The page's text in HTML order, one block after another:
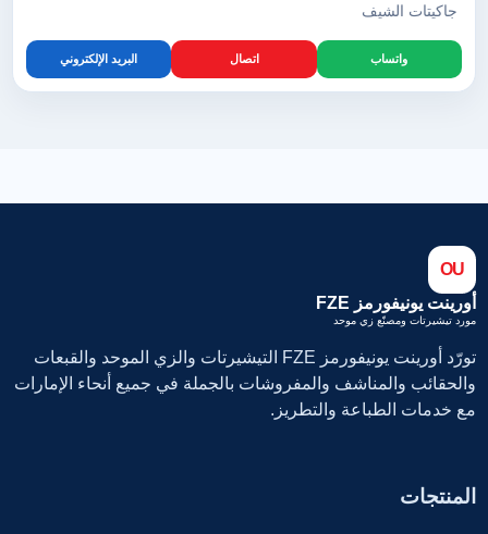
جاكيتات الشيف
واتساب اتصال البريد الإلكتروني
OU
أورينت يونيفورمز FZE
مورد تيشيرتات ومصنّع زي موحد
تورّد أورينت يونيفورمز FZE التيشيرتات والزي الموحد والقبعات
والحقائب والمناشف والمفروشات بالجملة في جميع أنحاء الإمارات
مع خدمات الطباعة والتطريز.
المنتجات